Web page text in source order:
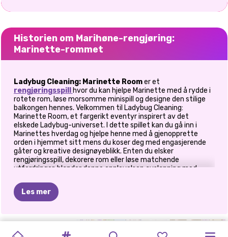
Historien om Marihøne-rengjøring:
Marinette-rommet
Ladybug Cleaning: Marinette Roomer et
rengjøringsspill
hvor du kan hjelpe Marinette med å rydde i
rotete rom, løse morsomme minispill og designe den stilige
balkongen hennes. Velkommen til Ladybug Cleaning:
Marinette Room, et fargerikt eventyr inspirert av det
elskede Ladybug-universet. I dette spillet kan du gå inn i
Marinettes hverdag og hjelpe henne med å gjenopprette
orden i hjemmet sitt mens du koser deg med engasjerende
gåter og kreative designøyeblikk. Enten du elsker
rengjøringsspill, dekorere rom eller løse matchende
utfordringer, blander denne opplevelsen avslapning med
🏠 Utforsk Marinettes hjem
I dette morsomme spillet for jenter kan dere reise gjennom
forskjellige rom og steder som trenger et superheltpreg.
Les mer
STIKKET
SUPERHELTFIOLETTSTIKKET
NY LADYBUG